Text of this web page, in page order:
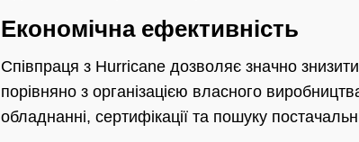
Економічна ефективність
Співпраця з Hurricane дозволяє значно знизити
порівняно з організацією власного
обладнанні, сертифікації та пошуку